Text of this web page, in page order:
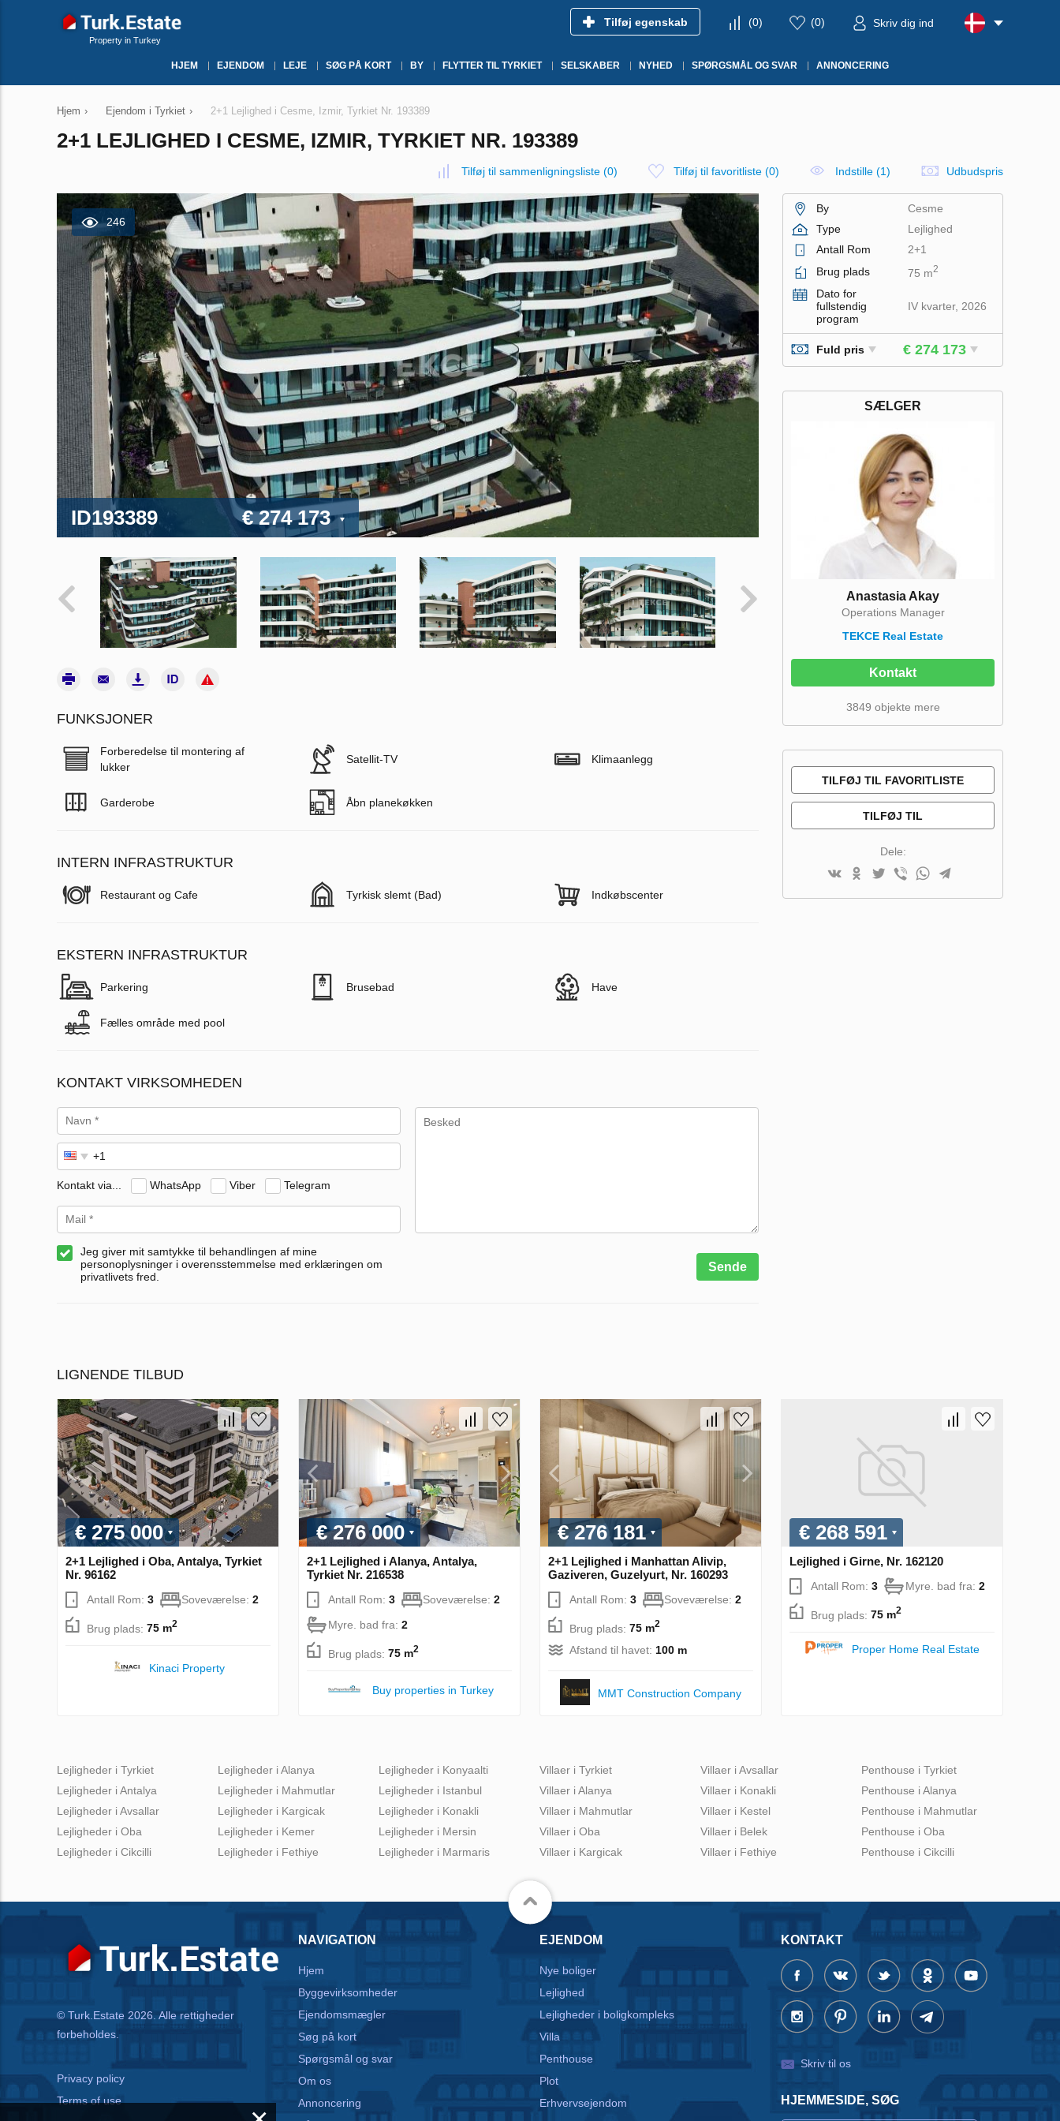
Property in Turkey
Tilføj egenskab (0) (0) Skriv dig ind
HJEM EJENDOM LEJE SØG PÅ KORT BY FLYTTER TIL TYRKIET SELSKABER NYHED SPØRGSMÅL OG SVAR ANNONCERING
Hjem › Ejendom i Tyrkiet › 2+1 Lejlighed i Cesme, Izmir, Tyrkiet Nr. 193389
2+1 LEJLIGHED I CESME, IZMIR, TYRKIET NR. 193389
Tilføj til sammenligningsliste (0) Tilføj til favoritliste (0) Indstille (1) Udbudspris
246
ID193389 € 274 173
FUNKSJONER
Forberedelse til montering af
lukker
Satellit-TV Klimaanlegg
Garderobe Åbn planekøkken
INTERN INFRASTRUKTUR
Restaurant og Cafe Tyrkisk slemt (Bad) Indkøbscenter
EKSTERN INFRASTRUKTUR
Parkering Brusebad Have
Fælles område med pool
KONTAKT VIRKSOMHEDEN
Kontakt via... WhatsApp Viber Telegram
Jeg giver mit samtykke til behandlingen af mine
personoplysninger i overensstemmelse med erklæringen om
privatlivets fred.
Sende
By
Cesme
Type
Lejlighed
Antall Rom
2+1
Brug plads
75 m2
Dato for
fullstendig
program
IV kvarter, 2026
Fuld pris € 274 173
SÆLGER
Anastasia Akay
Operations Manager
TEKCE Real Estate
Kontakt
3849 objekte mere
TILFØJ TIL FAVORITLISTE
TILFØJ TIL
Dele:
LIGNENDE TILBUD
€ 275 000
2+1 Lejlighed i Oba, Antalya, Tyrkiet
Nr. 96162
Antall Rom: 3 Soveværelse: 2
Brug plads: 75 m2
Kinaci Property
€ 276 000
2+1 Lejlighed i Alanya, Antalya,
Tyrkiet Nr. 216538
Antall Rom: 3 Soveværelse: 2
Myre. bad fra: 2
Brug plads: 75 m2
Buy properties in Turkey
€ 276 181
2+1 Lejlighed i Manhattan Alivip,
Gaziveren, Guzelyurt, Nr. 160293
Antall Rom: 3 Soveværelse: 2
Brug plads: 75 m2
Afstand til havet: 100 m
MMT Construction Company
€ 268 591
Lejlighed i Girne, Nr. 162120
Antall Rom: 3 Myre. bad fra: 2
Brug plads: 75 m2
Proper Home Real Estate
Lejligheder i Tyrkiet
Lejligheder i Antalya
Lejligheder i Avsallar
Lejligheder i Oba
Lejligheder i Cikcilli
Lejligheder i Alanya
Lejligheder i Mahmutlar
Lejligheder i Kargicak
Lejligheder i Kemer
Lejligheder i Fethiye
Lejligheder i Konyaalti
Lejligheder i Istanbul
Lejligheder i Konakli
Lejligheder i Mersin
Lejligheder i Marmaris
Villaer i Tyrkiet
Villaer i Alanya
Villaer i Mahmutlar
Villaer i Oba
Villaer i Kargicak
Villaer i Avsallar
Villaer i Konakli
Villaer i Kestel
Villaer i Belek
Villaer i Fethiye
Penthouse i Tyrkiet
Penthouse i Alanya
Penthouse i Mahmutlar
Penthouse i Oba
Penthouse i Cikcilli
© Turk.Estate 2026. Alle rettigheder
forbeholdes.
Privacy policy
Terms of use
NAVIGATION
Hjem
Byggevirksomheder
Ejendomsmægler
Søg på kort
Spørgsmål og svar
Om os
Annoncering
EJENDOM
Nye boliger
Lejlighed
Lejligheder i boligkompleks
Villa
Penthouse
Plot
Erhvervsejendom
KONTAKT
Skriv til os
HJEMMESIDE, SØG